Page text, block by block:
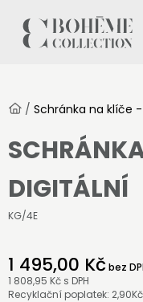
/ Schránka na klíče
DIGITÁLNÍ
KG/4E
1 495,00 Kčbez
1 808,95 Kč s DPH
Recyklační poplatek: 2,90Kč